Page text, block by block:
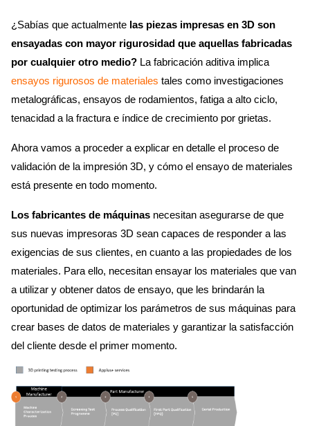
¿Sabías que actualmente las piezas impresas en 3D son
ensayadas con mayor rigurosidad que aquellas fabricadas
por cualquier otro medio? La fabricación aditiva implica
ensayos rigurosos de materiales tales como investigaciones
metalográficas, ensayos de rodamientos, fatiga a alto ciclo,
tenacidad a la fractura e índice de crecimiento por grietas.
Ahora vamos a proceder a explicar en detalle el proceso de
validación de la impresión 3D, y cómo el ensayo de materiales
está presente en todo momento.
Los fabricantes de máquinas necesitan asegurarse de que
sus nuevas impresoras 3D sean capaces de responder a las
exigencias de sus clientes, en cuanto a las propiedades de los
materiales. Para ello, necesitan ensayar los materiales que van
a utilizar y obtener datos de ensayo, que les brindarán la
oportunidad de optimizar los parámetros de sus máquinas para
crear bases de datos de materiales y garantizar la satisfacción
del cliente desde el primer momento.